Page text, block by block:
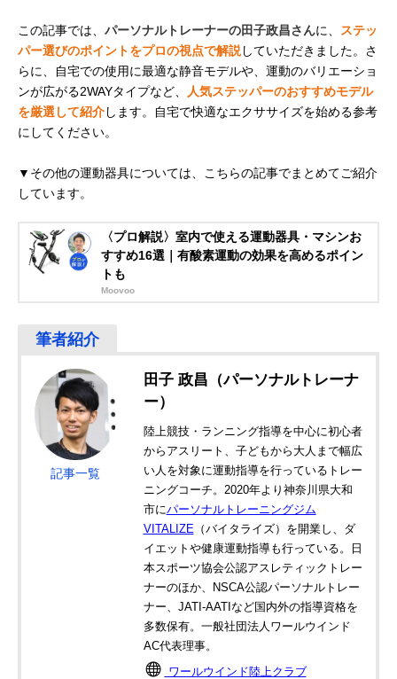
この記事では、 パーソナルトレーナーの田子政昌さんに、
ステッ
パー選びのポイントをプロの視点で解説していただきました。さ
らに、自宅での使用に最適な静音モデルや、運動のバリエーショ
ンが広がる2WAYタイプなど、
人気ステッパーのおすすめモデル
を厳選して紹介します。自宅で快適なエクササイズを始める参考
にしてください。
▼その他の運動器具については、こちらの記事でまとめてご紹介
しています。
〈プロ解説〉室内で使える運動器具・マシンお
すすめ16選｜有酸素運動の効果を高めるポイン
トも
Moovoo
記事一覧
田子 政昌（パーソナルトレーナ
ー）
陸上競技・ランニング指導を中心に初心者
からアスリート、子どもから大人まで幅広
い人を対象に運動指導を行っているトレー
ニングコーチ。2020年より神奈川県大和
市にパーソナルトレーニングジム
VITALIZE （バイタライズ）を開業し、ダ
イエットや健康運動指導も行っている。日
本スポーツ協会公認アスレティックトレー
ナーのほか、NSCA公認パーソナルトレー
ナー、JATI‐AATIなど国内外の指導資格を
多数保有。一般社団法人ワールウインド
AC代表理事。
ワールウインド陸上クラブ